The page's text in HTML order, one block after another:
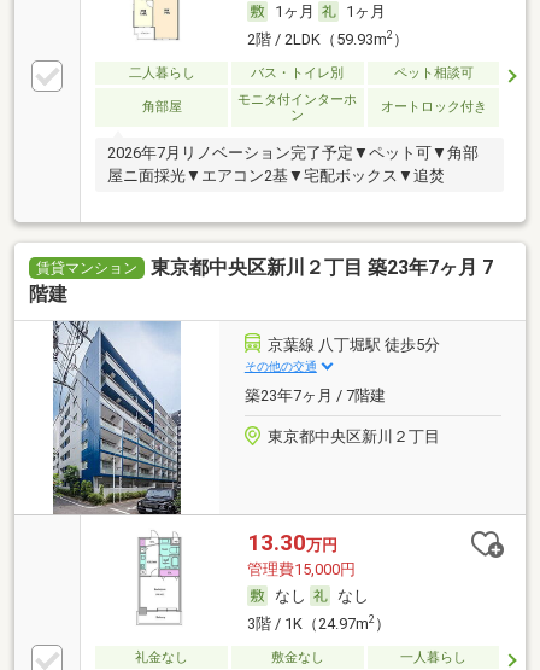
1ヶ月
1ヶ月
2階 / 2LDK（59.93m2）
二人暮らし バス・トイレ別 ペット相談可
角部屋
モニタ付インターホ
ン
オートロック付き
2026年7月リノベーション完了予定▼ペット可▼角部
屋ニ面採光▼エアコン2基▼宅配ボックス▼追焚
賃貸マンション
東京都中央区新川２丁目 築23年7ヶ月 7
階建
京葉線 八丁堀駅 徒歩5分
その他の交通
築23年7ヶ月 / 7階建
東京都中央区新川２丁目
13.30万円
管理費15,000円
なし
なし
3階 / 1K（24.97m2）
礼金なし 敷金なし 一人暮らし